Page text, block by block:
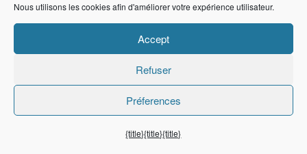
Nous utilisons les cookies afin d'améliorer votre expérience utilisateur.
Accept
Refuser
Préferences
{title}{title}{title}